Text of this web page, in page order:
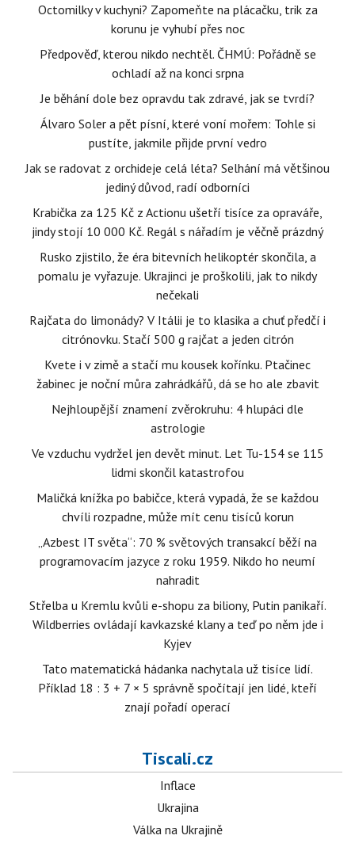
Octomilky v kuchyni? Zapomeňte na plácačku, trik za
korunu je vyhubí přes noc
Předpověď, kterou nikdo nechtěl. ČHMÚ: Pořádně se
ochladí až na konci srpna
Je běhání dole bez opravdu tak zdravé, jak se tvrdí?
Álvaro Soler a pět písní, které voní mořem: Tohle si
pustíte, jakmile přijde první vedro
Jak se radovat z orchideje celá léta? Selhání má většinou
jediný důvod, radí odborníci
Krabička za 125 Kč z Actionu ušetří tisíce za opraváře,
jindy stojí 10 000 Kč. Regál s nářadím je věčně prázdný
Rusko zjistilo, že éra bitevních helikoptér skončila, a
pomalu je vyřazuje. Ukrajinci je proškolili, jak to nikdy
nečekali
Rajčata do limonády? V Itálii je to klasika a chuť předčí i
citrónovku. Stačí 500 g rajčat a jeden citrón
Kvete i v zimě a stačí mu kousek kořínku. Ptačinec
žabinec je noční můra zahrádkářů, dá se ho ale zbavit
Nejhloupější znamení zvěrokruhu: 4 hlupáci dle
astrologie
Ve vzduchu vydržel jen devět minut. Let Tu-154 se 115
lidmi skončil katastrofou
Maličká knížka po babičce, která vypadá, že se každou
chvíli rozpadne, může mít cenu tisíců korun
„Azbest IT světa“: 70 % světových transakcí běží na
programovacím jazyce z roku 1959. Nikdo ho neumí
nahradit
Střelba u Kremlu kvůli e-shopu za biliony, Putin panikaří.
Wildberries ovládají kavkazské klany a teď po něm jde i
Kyjev
Tato matematická hádanka nachytala už tisíce lidí.
Příklad 18 : 3 + 7 × 5 správně spočítají jen lidé, kteří
znají pořadí operací
Tiscali.cz
Inflace
Ukrajina
Válka na Ukrajině